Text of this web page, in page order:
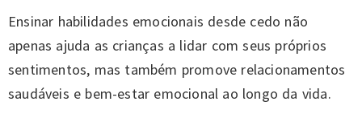
Ensinar habilidades emocionais desde cedo não
apenas ajuda as crianças a lidar com seus próprios
sentimentos, mas também promove relacionamentos
saudáveis e bem-estar emocional ao longo da vida.